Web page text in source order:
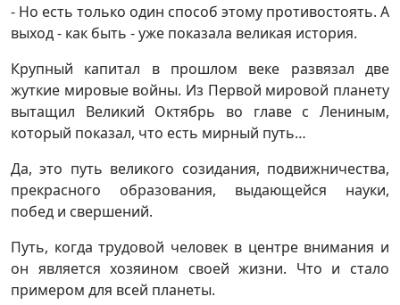
- Но есть только один способ этому противостоять. А
выход - как быть - уже показала великая история.
Крупный капитал в прошлом веке развязал две
жуткие мировые войны. Из Первой мировой планету
вытащил Великий Октябрь во главе с Лениным,
который показал, что есть мирный путь…
Да, это путь великого созидания, подвижничества,
прекрасного образования, выдающейся науки,
побед и свершений.
Путь, когда трудовой человек в центре внимания и
он является хозяином своей жизни. Что и стало
примером для всей планеты.